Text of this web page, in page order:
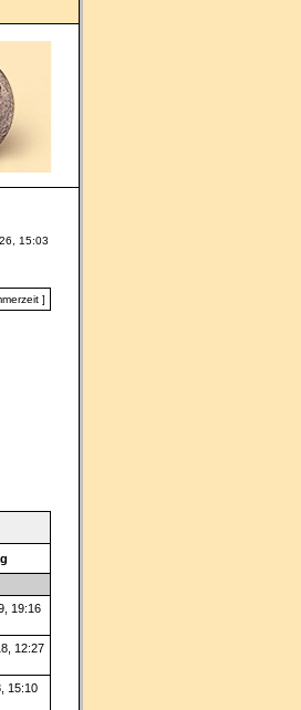
15:03
]
19:16
12:27
15:10